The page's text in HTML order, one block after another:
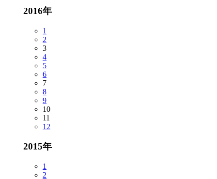
2016年
1
2
3
4
5
6
7
8
9
10
11
12
2015年
1
2